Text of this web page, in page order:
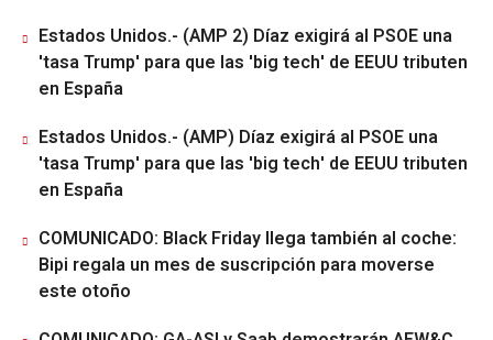
Estados Unidos.- (AMP 2) Díaz exigirá al PSOE una
'tasa Trump' para que las 'big tech' de EEUU tributen
en España
Estados Unidos.- (AMP) Díaz exigirá al PSOE una
'tasa Trump' para que las 'big tech' de EEUU tributen
en España
COMUNICADO: Black Friday llega también al coche:
Bipi regala un mes de suscripción para moverse
este otoño